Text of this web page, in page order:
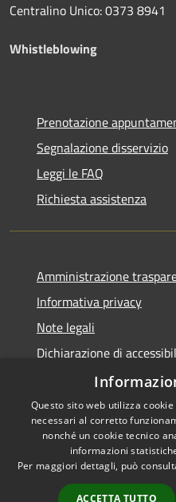
Centralino Unico: 0373 8941
Whistleblowing
Prenotazione
Segnalazione disservizio
Leggi le FAQ
Richiesta assistenza
Amministrazione
Informativa privacy
Note legali
Dichiarazione di
Piano di miglioramento
RSS
Accessibilità
Questo sito web utilizza
necessari al corretto
nonché un cookie tecnico
informazioni
Per maggiori dettagli, può
ACCETTA TUTTO